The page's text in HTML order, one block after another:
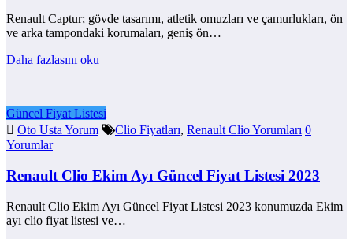
Renault Captur; gövde tasarımı, atletik omuzları ve çamurlukları, ön
ve arka tampondaki korumaları, geniş ön…
Daha fazlasını oku
Güncel Fiyat Listesi
Oto Usta Yorum
Clio Fiyatları, Renault Clio Yorumları 0
Yorumlar
Renault Clio Ekim Ayı Güncel Fiyat Listesi 2023
Renault Clio Ekim Ayı Güncel Fiyat Listesi 2023 konumuzda Ekim
ayı clio fiyat listesi ve…